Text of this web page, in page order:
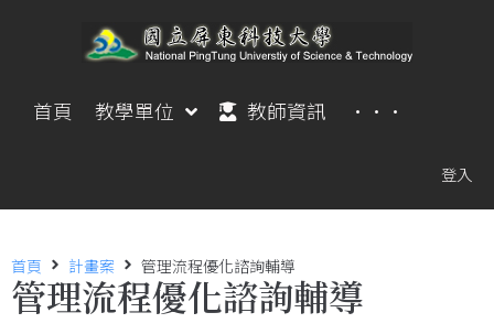
首頁 教學單位 教師資訊 ···
登入
首頁 計畫案 管理流程優化諮詢輔導
管理流程優化諮詢輔導